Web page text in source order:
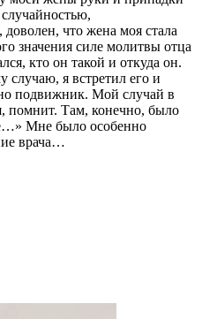
что жена моя стала
значения силе молитвы отца
кто он такой и откуда он.
случаю, я встретил его и
подвижник. Мой случай в
помнит. Там, конечно, было
Мне было особенно
врача…